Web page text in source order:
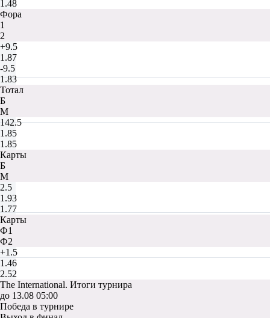
1.48
Фора
1
2
+9.5
1.87
-9.5
1.83
Тотал
Б
М
142.5
1.85
1.85
Карты
Б
М
2.5
1.93
1.77
Карты
Ф1
Ф2
+1.5
1.46
2.52
The International. Итоги турнира
до 13.08 05:00
Победа в турнире